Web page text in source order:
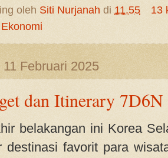
oleh Siti Nurjanah di 11.55
13
Ekonomi
Februari 2025
dan Itinerary
belakangan ini Korea
destinasi favorit para